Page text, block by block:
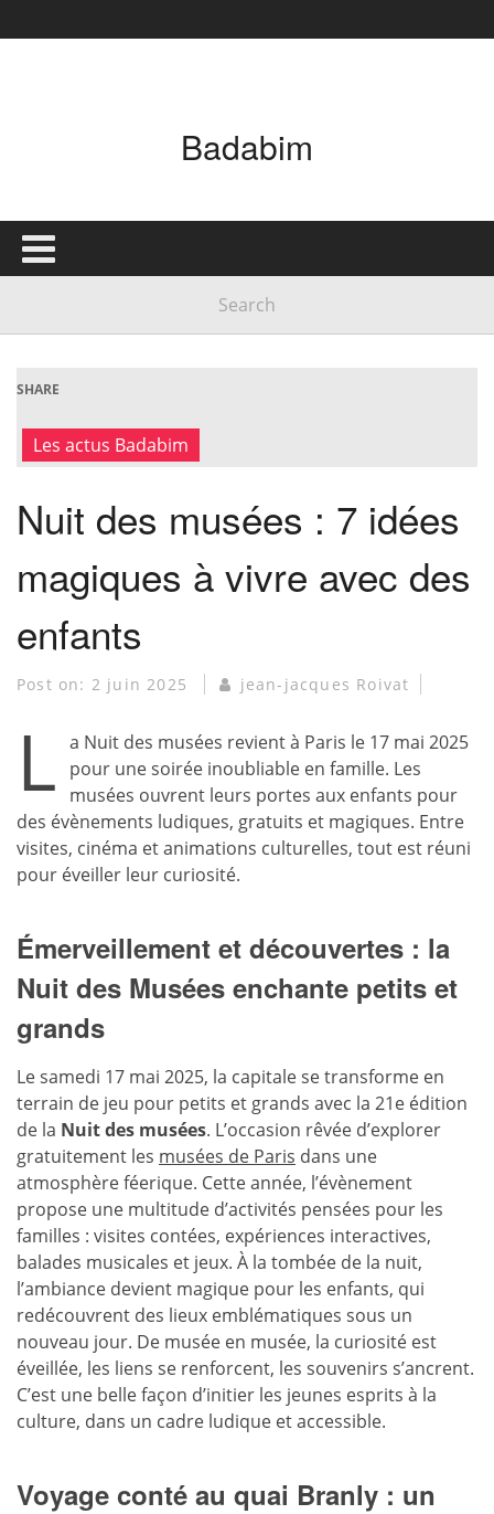
Badabim
SHARE
Les actus Badabim
Nuit des musées : 7 idées
magiques à vivre avec des
enfants
Post on: 2 juin 2025 jean-jacques Roivat
L a Nuit des musées revient à Paris le 17 mai 2025
pour une soirée inoubliable en famille. Les
musées ouvrent leurs portes aux enfants pour
des évènements ludiques, gratuits et magiques. Entre
visites, cinéma et animations culturelles, tout est réuni
pour éveiller leur curiosité.
Émerveillement et découvertes : la
Nuit des Musées enchante petits et
grands
Le samedi 17 mai 2025, la capitale se transforme en
terrain de jeu pour petits et grands avec la 21e édition
de la Nuit des musées. L’occasion rêvée d’explorer
gratuitement les musées de Paris dans une
atmosphère féerique. Cette année, l’évènement
propose une multitude d’activités pensées pour les
familles : visites contées, expériences interactives,
balades musicales et jeux. À la tombée de la nuit,
l’ambiance devient magique pour les enfants, qui
redécouvrent des lieux emblématiques sous un
nouveau jour. De musée en musée, la curiosité est
éveillée, les liens se renforcent, les souvenirs s’ancrent.
C’est une belle façon d’initier les jeunes esprits à la
culture, dans un cadre ludique et accessible.
Voyage conté au quai Branly : un